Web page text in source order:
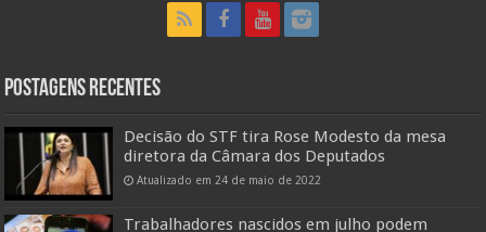
Postagens Recentes
Decisão do STF tira Rose Modesto da mesa
diretora da Câmara dos Deputados
Atualizado em 24 de maio de 2022
Trabalhadores nascidos em julho podem